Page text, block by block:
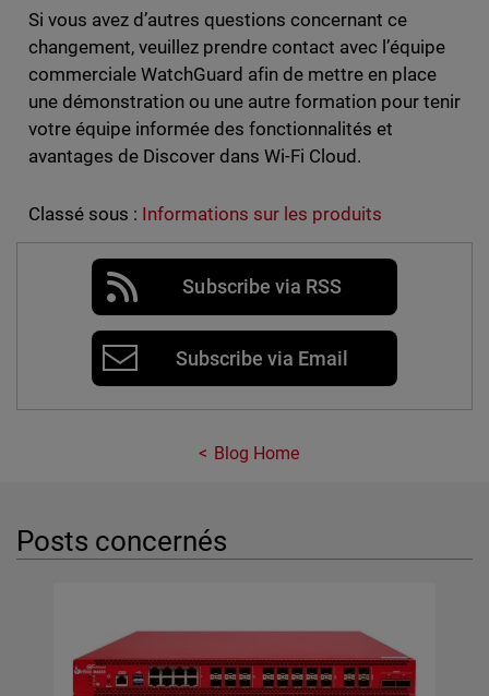
Si vous avez d’autres questions concernant ce
changement, veuillez prendre contact avec l’équipe
commerciale WatchGuard afin de mettre en place
une démonstration ou une autre formation pour tenir
votre équipe informée des fonctionnalités et
avantages de Discover dans Wi-Fi Cloud.
Classé sous : Informations sur les produits
Subscribe via RSS
Subscribe via Email
Blog Home
Posts concernés